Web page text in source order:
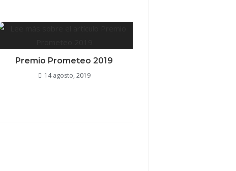
Premio Prometeo 2019
14 agosto, 2019